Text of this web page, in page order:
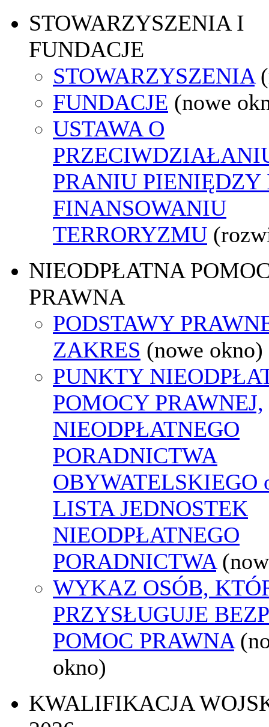
STOWARZYSZENIA I
FUNDACJE
STOWARZYSZENIA
FUNDACJE (nowe
USTAWA O
PRANIU PIENIĘDZY
FINANSOWANIU
TERRORYZMU
NIEODPŁATNA
PRAWNA
PODSTAWY
ZAKRES (nowe okno)
PUNKTY
POMOCY PRAWNEJ,
NIEODPŁATNEGO
PORADNICTWA
OBYWATELSKIEGO
LISTA JEDNOSTEK
NIEODPŁATNEGO
PORADNICTWA
WYKAZ OSÓB,
PRZYSŁUGUJE
POMOC PRAWNA
okno)
KWALIFIKACJA